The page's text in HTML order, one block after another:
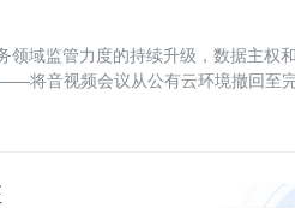
域监管力度的持续升级，数据主权
将音视频会议从公有云环境撤回至